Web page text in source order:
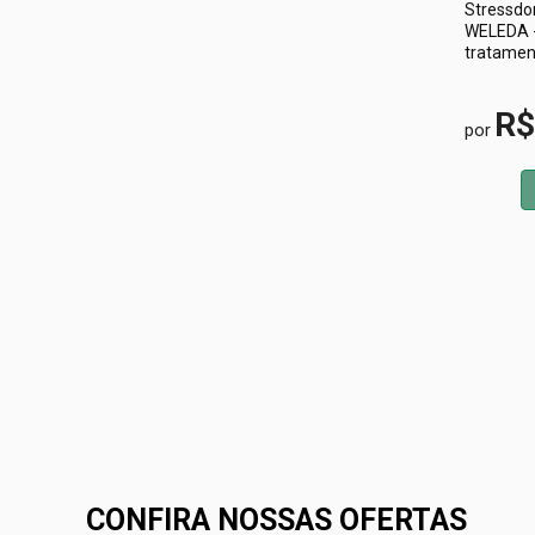
por
CONFIRA NOSSAS OFERTAS